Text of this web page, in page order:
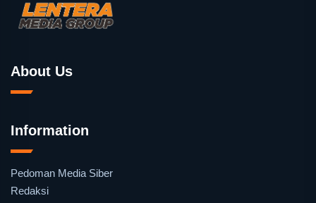
About Us
Information
Pedoman Media Siber
Redaksi